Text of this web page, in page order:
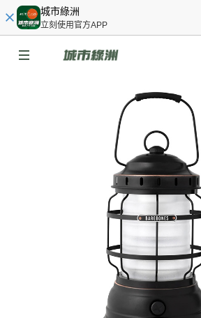
城市綠洲
立刻使用官方APP